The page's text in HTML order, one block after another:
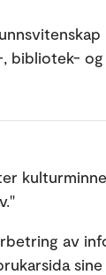
bibliotek- og
av